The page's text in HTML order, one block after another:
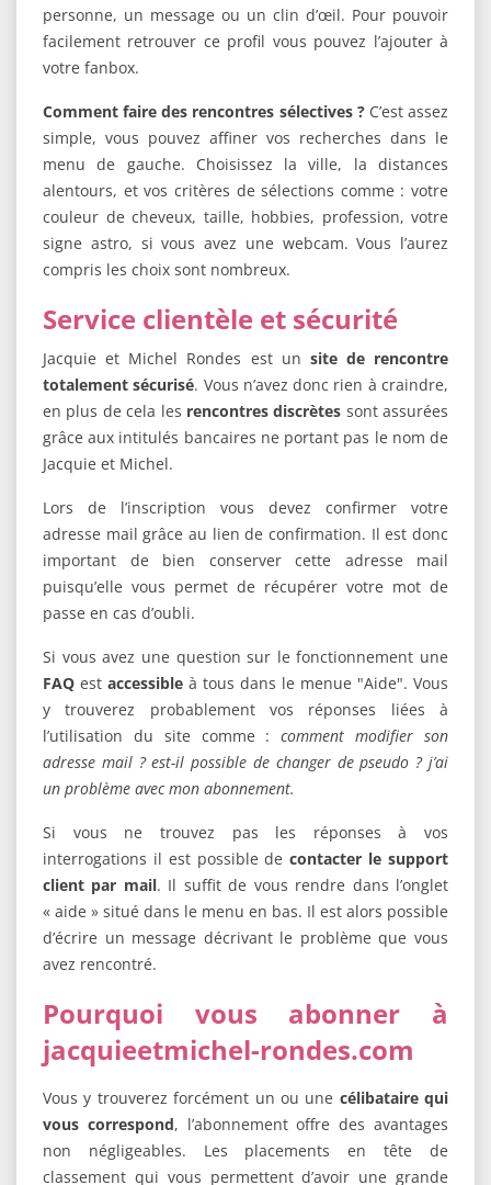
personne, un message ou un clin d’œil. Pour pouvoir
facilement retrouver ce profil vous pouvez l’ajouter à
votre fanbox.
Comment faire des rencontres sélectives ?C’est assez
simple, vous pouvez affiner vos recherches dans le
menu de gauche. Choisissez la ville, la distances
alentours, et vos critères de sélections comme : votre
couleur de cheveux, taille, hobbies, profession, votre
signe astro, si vous avez une webcam. Vous l’aurez
compris les choix sont nombreux.
Service clientèle et sécurité
Jacquie et Michel Rondes est un site de rencontre
totalement sécurisé. Vous n’avez donc rien à craindre,
en plus de cela les rencontres discrètes sont assurées
grâce aux intitulés bancaires ne portant pas le nom de
Jacquie et Michel.
Lors de l’inscription vous devez confirmer votre
adresse mail grâce au lien de confirmation. Il est donc
important de bien conserver cette adresse mail
puisqu’elle vous permet de récupérer votre mot de
passe en cas d’oubli.
Si vous avez une question sur le fonctionnement une
FAQ est accessible à tous dans le menue "Aide". Vous
y trouverez probablement vos réponses liées à
l’utilisation du site comme :comment modifier son
adresse mail ? est-il possible de changer de pseudo ? j’ai
un problème avec mon abonnement.
Si vous ne trouvez pas les réponses à vos
interrogations il est possible decontacter le support
client par mail. Il suffit de vous rendre dans l’onglet
« aide » situé dans le menu en bas. Il est alors possible
d’écrire un message décrivant le problème que vous
avez rencontré.
Pourquoi vous abonner à
jacquieetmichel-rondes.com
Vous y trouverez forcément un ou une célibataire qui
vous correspond, l’abonnement offre des avantages
non négligeables. Les placements en tête de
classement qui vous permettent d’avoir une grande